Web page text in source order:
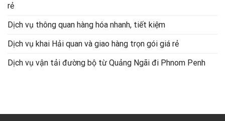
rẻ
Dịch vụ thông quan hàng hóa nhanh, tiết kiệm
Dịch vụ khai Hải quan và giao hàng trọn gói giá rẻ
Dịch vụ vận tải đường bộ từ Quảng Ngãi đi Phnom Penh